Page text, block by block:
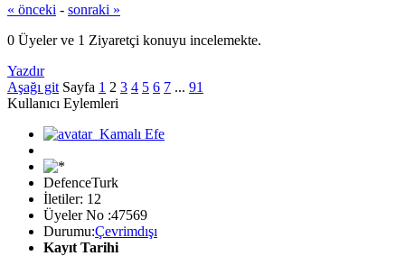
« önceki - sonraki »
0 Üyeler ve 1 Ziyaretçi konuyu incelemekte.
Yazdır
Aşağı git Sayfa 1 2 3 4 5 6 7 ... 91
Kullanıcı Eylemleri
DefenceTurk
İletiler: 12
Üyeler No :47569
Durumu:Çevrimdışı
Kayıt Tarihi